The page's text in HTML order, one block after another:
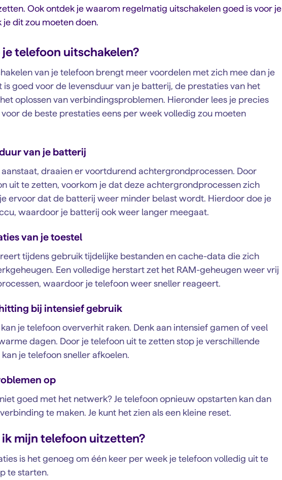
Ook ontdek je waarom regelmatig uitschakelen goed is voor je
je dit zou moeten doen.
telefoon uitschakelen?
van je telefoon brengt meer voordelen met zich mee dan je
is goed voor de levensduur van je batterij, de prestaties van het
oplossen van verbindingsproblemen. Hieronder lees je precies
de beste prestaties eens per week volledig zou moeten
van je batterij
draaien er voortdurend achtergrondprocessen. Door
uit te zetten, voorkom je dat deze achtergrondprocessen zich
ervoor dat de batterij weer minder belast wordt. Hierdoor doe je
waardoor je batterij ook weer langer meegaat.
van je toestel
tijdens gebruik tijdelijke bestanden en cache-data die zich
Een volledige herstart zet het RAM-geheugen weer vrij
waardoor je telefoon weer sneller reageert.
bij intensief gebruik
je telefoon oververhit raken. Denk aan intensief gamen of veel
dagen. Door je telefoon uit te zetten stop je verschillende
je telefoon sneller afkoelen.
op
goed met het netwerk? Je telefoon opnieuw opstarten kan dan
te maken. Je kunt het zien als een kleine reset.
ik mijn telefoon uitzetten?
is het genoeg om één keer per week je telefoon volledig uit te
te starten.